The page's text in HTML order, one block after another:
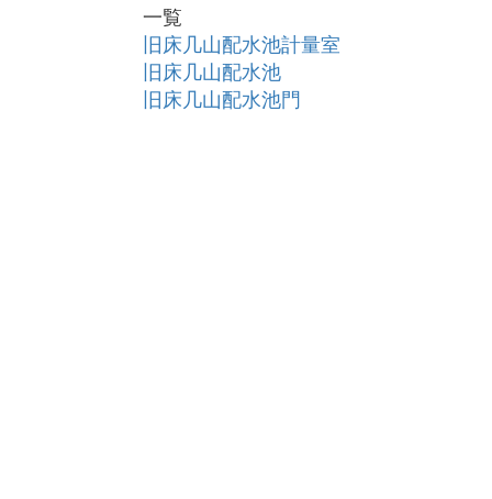
一覧
旧床几山配水池計量室
旧床几山配水池
旧床几山配水池門